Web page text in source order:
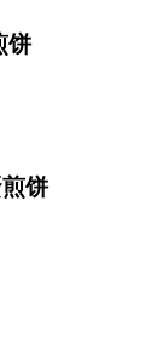
饼
饼